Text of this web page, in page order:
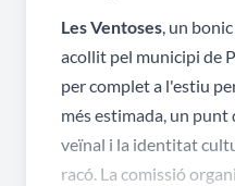
Les Ventoses , un
acollit pel municipi de
per complet a l'estiu
més estimada, un
veïnal i la identitat
racó. La comissió